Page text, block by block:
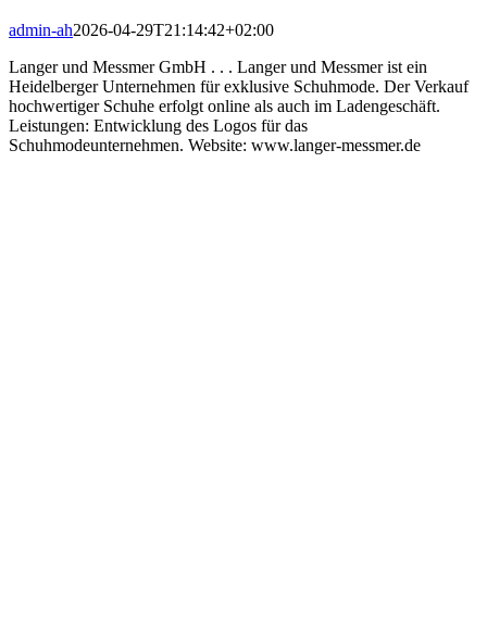
admin-ah2026-04-29T21:14:42+02:00
Langer und Messmer GmbH . . . Langer und Messmer ist ein
Heidelberger Unternehmen für exklusive Schuhmode. Der Verkauf
hochwertiger Schuhe erfolgt online als auch im Ladengeschäft.
Leistungen: Entwicklung des Logos für das
Schuhmodeunternehmen. Website: www.langer-messmer.de